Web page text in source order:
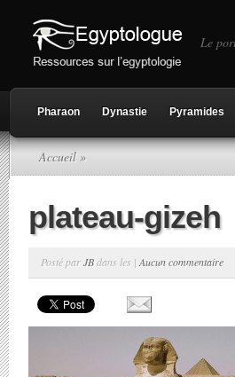
Le
Pharaon Dynastie Pyramides
Accueil»
plateau-gizeh
Posté parJBdans les | Aucun commentaire